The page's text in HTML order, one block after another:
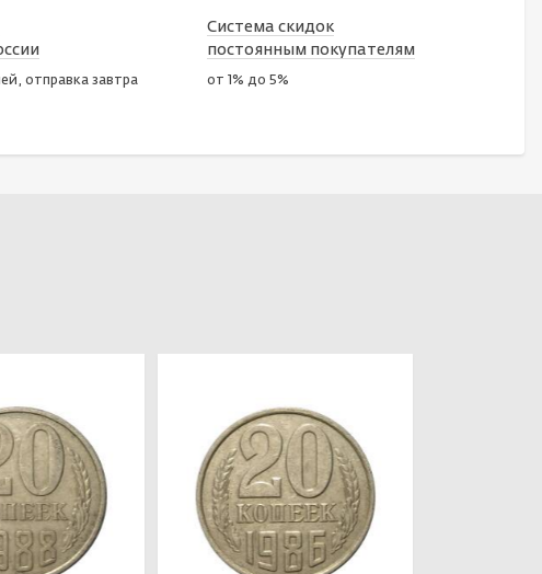
отправка завтра
Система скидок
постоянным покупателям
от 1% до 5%